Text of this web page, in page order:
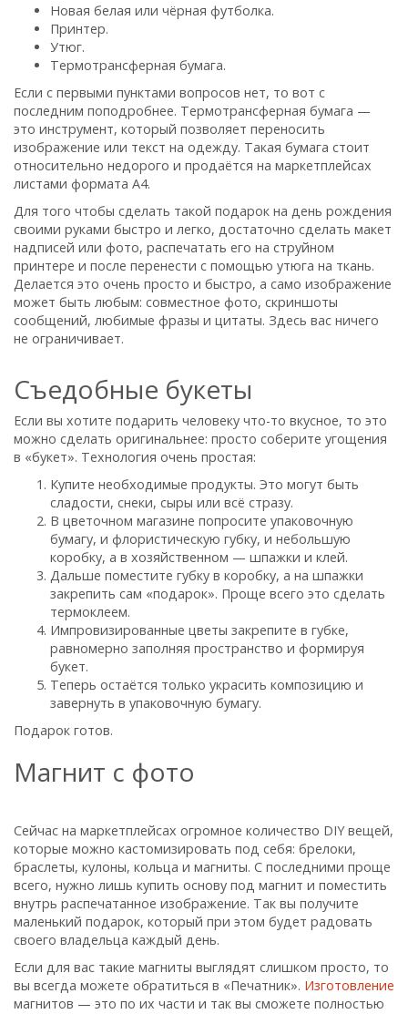
Новая белая или чёрная футболка.
Принтер.
Утюг.
Термотрансферная бумага.
Если с первыми пунктами вопросов нет, то вот с
последним поподробнее. Термотрансферная бумага —
это инструмент, который позволяет переносить
изображение или текст на одежду. Такая бумага стоит
относительно недорого и продаётся на маркетплейсах
листами формата А4.
Для того чтобы сделать такой подарок на день рождения
своими руками быстро и легко, достаточно сделать макет
надписей или фото, распечатать его на струйном
принтере и после перенести с помощью утюга на ткань.
Делается это очень просто и быстро, а само изображение
может быть любым: совместное фото, скриншоты
сообщений, любимые фразы и цитаты. Здесь вас ничего
не ограничивает.
Съедобные букеты
Если вы хотите подарить человеку что-то вкусное, то это
можно сделать оригинальнее: просто соберите угощения
в «букет». Технология очень простая:
Купите необходимые продукты. Это могут быть
сладости, снеки, сыры или всё стразу.
В цветочном магазине попросите упаковочную
бумагу, и флористическую губку, и небольшую
коробку, а в хозяйственном — шпажки и клей.
Дальше поместите губку в коробку, а на шпажки
закрепить сам «подарок». Проще всего это сделать
термоклеем.
Импровизированные цветы закрепите в губке,
равномерно заполняя пространство и формируя
букет.
Теперь остаётся только украсить композицию и
завернуть в упаковочную бумагу.
Подарок готов.
Магнит с фото
Сейчас на маркетплейсах огромное количество DIY вещей,
которые можно кастомизировать под себя: брелоки,
браслеты, кулоны, кольца и магниты. С последними проще
всего, нужно лишь купить основу под магнит и поместить
внутрь распечатанное изображение. Так вы получите
маленький подарок, который при этом будет радовать
своего владельца каждый день.
Если для вас такие магниты выглядят слишком просто, то
вы всегда можете обратиться в «Печатник». Изготовление
магнитов — это по их части и так вы сможете полностью